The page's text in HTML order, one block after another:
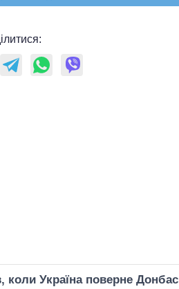
коли Україна поверне Донбас